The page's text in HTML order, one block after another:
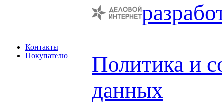
Контакты
Покупателю
Политика и
данных